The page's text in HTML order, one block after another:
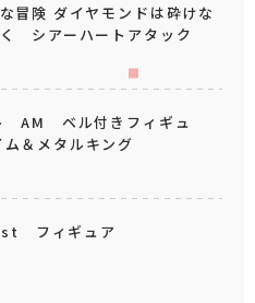
冒険 ダイヤモンドは砕けな
シアーハートアタック
AM ベル付きフィギュ
＆メタルキング
フィギュア